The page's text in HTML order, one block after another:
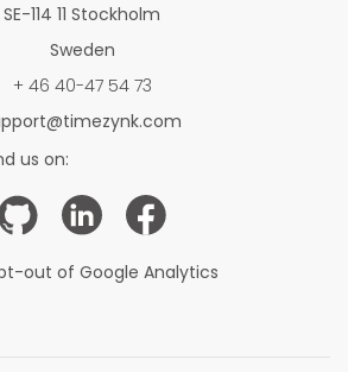
SE-114 11 Stockholm
Sweden
+ 46 40-47 54 73
us on:
out of Google Analytics